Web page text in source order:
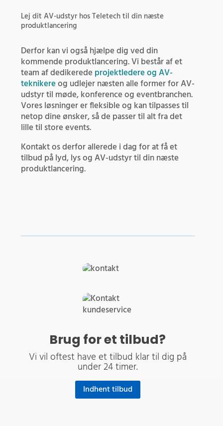
Lej dit AV-udstyr hos Teletech til din næste
produktlancering
Derfor kan vi også hjælpe dig ved din
kommende produktlancering. Vi består af et
team af dedikerede projektledere og AV-
teknikereog udlejer næsten alle former for AV-
udstyr til møde, konference og eventbranchen.
Vores løsninger er fleksible og kan tilpasses til
netop dine ønsker, så de passer til alt fra det
lille til store events.
Kontakt os derfor allerede i dag for at få et
tilbud på lyd, lys og AV-udstyr til din næste
produktlancering.
Brug for et tilbud?
Vi vil oftest have et tilbud klar til dig på
under 24 timer.
Indhent tilbud